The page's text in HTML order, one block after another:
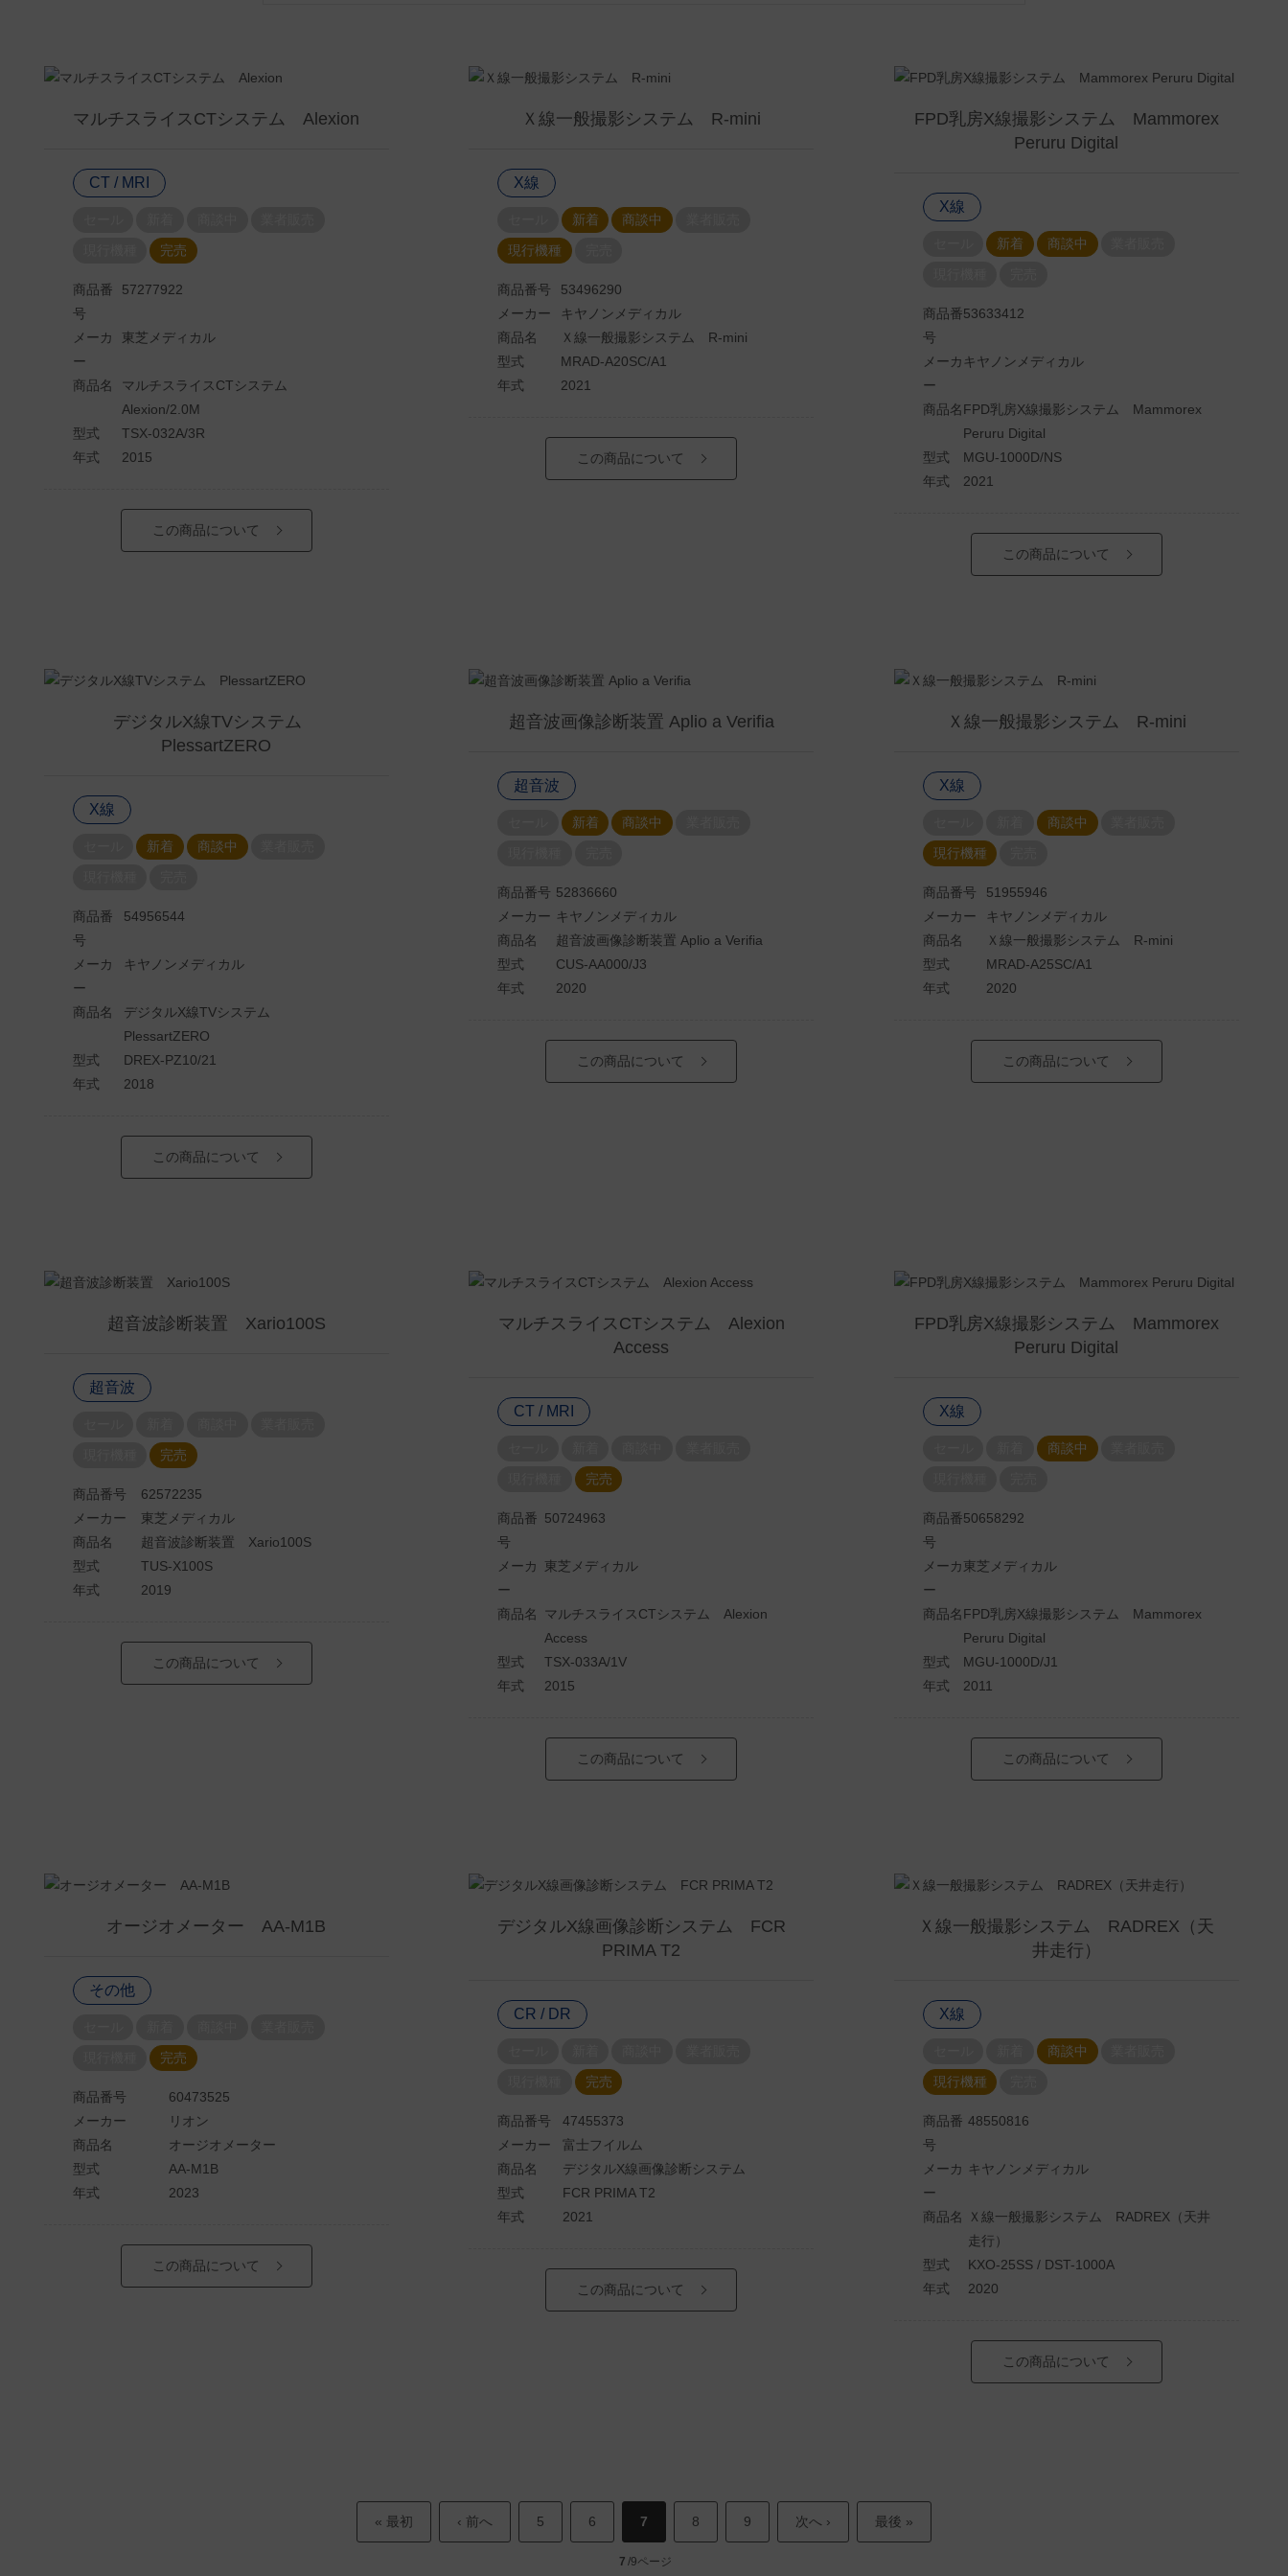
マルチスライスCTシステム Alexion
CT / MRI
完売
商品番
号
57277922
メーカ
ー
東芝メディカル
商品名
マルチスライスCTシステム
Alexion/2.0M
型式
TSX-032A/3R
年式
2015
この商品について
Ｘ線一般撮影システム R-mini
X線
新着 商談中
現行機種
商品番号
53496290
メーカー
キヤノンメディカル
商品名
Ｘ線一般撮影システム R-mini
型式
MRAD-A20SC/A1
年式
2021
この商品について
FPD乳房X線撮影システム Mammorex
Peruru Digital
X線
新着 商談中
商品番
号
53633412
メーカ
ー
キヤノンメディカル
商品名FPD乳房X線撮影システム Mammorex
Peruru Digital
型式
MGU-1000D/NS
年式
2021
この商品について
デジタルX線TVシステム
PlessartZERO
X線
新着 商談中
商品番
号
54956544
メーカ
ー
キヤノンメディカル
商品名
デジタルX線TVシステム
PlessartZERO
型式
DREX-PZ10/21
年式
2018
この商品について
超音波画像診断装置 Aplio a Verifia
超音波
新着 商談中
商品番号 52836660
メーカー キヤノンメディカル
商品名
超音波画像診断装置 Aplio a Verifia
型式
CUS-AA000/J3
年式
2020
この商品について
Ｘ線一般撮影システム R-mini
X線
商談中
現行機種
商品番号
51955946
メーカー
キヤノンメディカル
商品名
Ｘ線一般撮影システム R-mini
型式
MRAD-A25SC/A1
年式
2020
この商品について
超音波診断装置 Xario100S
超音波
完売
商品番号
62572235
メーカー
東芝メディカル
商品名
超音波診断装置 Xario100S
型式
TUS-X100S
年式
2019
この商品について
マルチスライスCTシステム Alexion
Access
CT / MRI
完売
商品番
号
50724963
メーカ
ー
東芝メディカル
商品名
マルチスライスCTシステム Alexion
Access
型式
TSX-033A/1V
年式
2015
この商品について
FPD乳房X線撮影システム Mammorex
Peruru Digital
X線
商談中
商品番
号
50658292
メーカ
ー
東芝メディカル
商品名FPD乳房X線撮影システム Mammorex
Peruru Digital
型式
MGU-1000D/J1
年式
2011
この商品について
オージオメーター AA-M1B
その他
完売
商品番号
60473525
メーカー
リオン
商品名
オージオメーター
型式
AA-M1B
年式
2023
この商品について
デジタルX線画像診断システム FCR
PRIMA T2
CR / DR
完売
商品番号
47455373
メーカー
富士フイルム
商品名
デジタルX線画像診断システム
型式
FCR PRIMA T2
年式
2021
この商品について
Ｘ線一般撮影システム RADREX（天
井走行）
X線
商談中
現行機種
商品番
号
48550816
メーカ
ー
キヤノンメディカル
商品名
Ｘ線一般撮影システム RADREX（天井
走行）
型式
KXO-25SS / DST-1000A
年式
2020
この商品について
« 最初 ‹ 前へ 5 6 7 8 9 次へ › 最後 »
7 /9ページ